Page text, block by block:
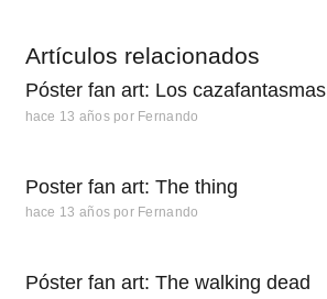
Artículos relacionados
Póster fan art: Los cazafantasmas
hace 13 años por Fernando
Poster fan art: The thing
hace 13 años por Fernando
Póster fan art: The walking dead